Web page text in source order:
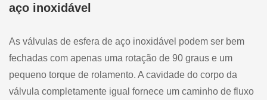
aço inoxidável
As válvulas de esfera de aço inoxidável podem ser bem
fechadas com apenas uma rotação de 90 graus e um
pequeno torque de rolamento. A cavidade do corpo da
válvula completamente igual fornece um caminho de fluxo